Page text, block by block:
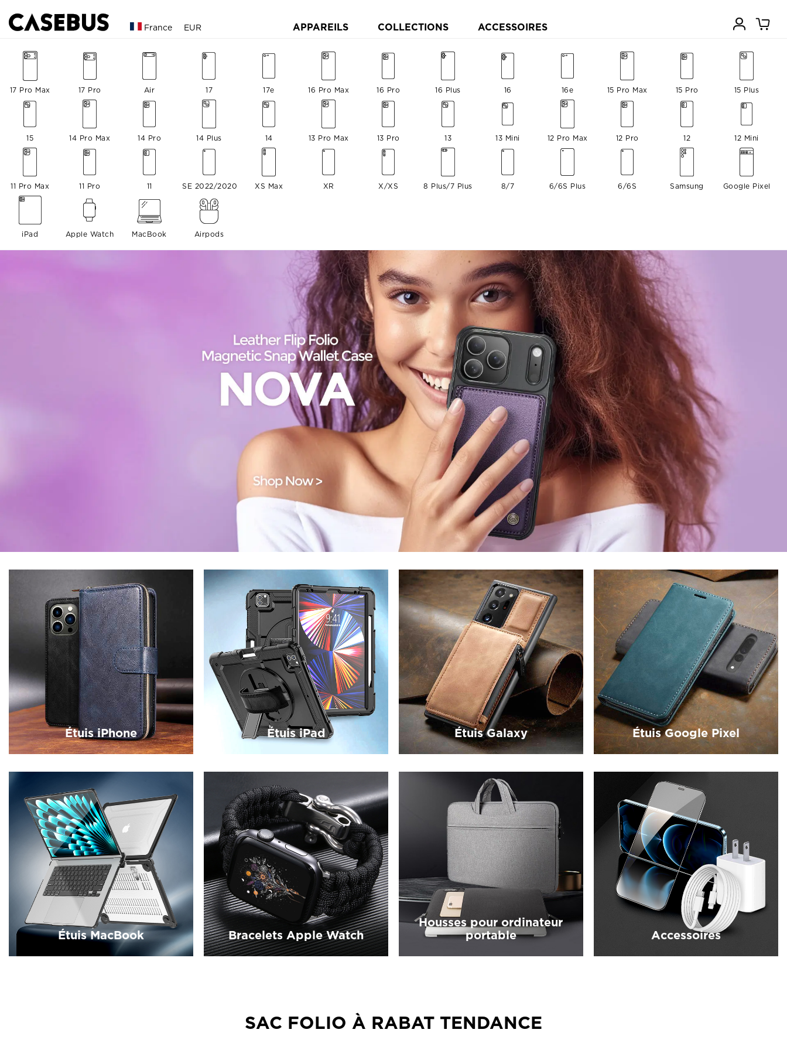
France EUR APPAREILS COLLECTIONS ACCESSOIRES
17 Pro Max 17 Pro Air 17 17e 16 Pro Max 16 Pro 16 Plus 16 16e 15 Pro Max 15 Pro 15 Plus
15 14 Pro Max 14 Pro 14 Plus 14 13 Pro Max 13 Pro 13 13 Mini 12 Pro Max 12 Pro 12 12 Mini
11 Pro Max 11 Pro 11 SE 2022/2020 XS Max XR X/XS 8 Plus/7 Plus 8/7 6/6S Plus 6/6S Samsung Google Pixel
iPad Apple Watch MacBook Airpods
Étuis iPhone Étuis iPad Étuis Galaxy Étuis Google Pixel
Étuis MacBook Bracelets Apple Watch
Housses pour ordinateur
portable
Accessoires
SAC FOLIO À RABAT TENDANCE